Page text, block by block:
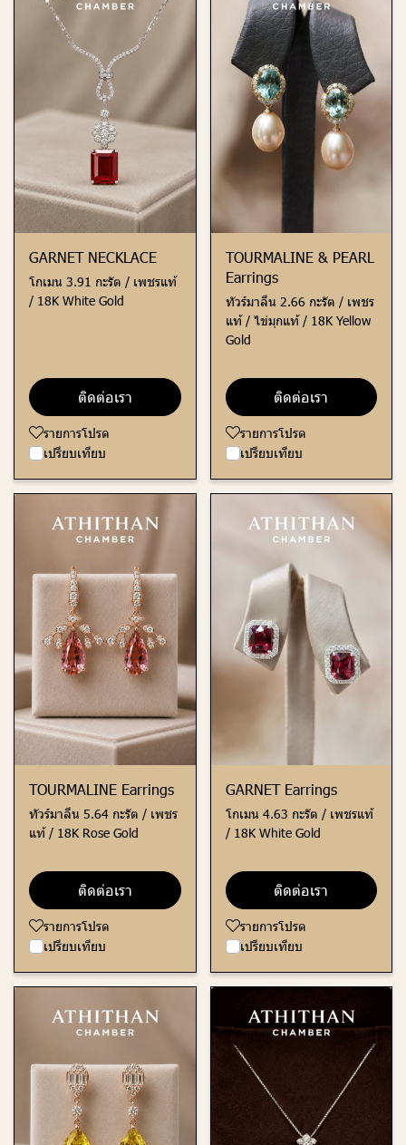
GARNET NECKLACE
โกเมน 3.91 กะรัต / เพชรแท้
/ 18K White Gold
ติดต่อเรา
รายการโปรด
เปรียบเทียบ
TOURMALINE & PEARL
Earrings
ทัวร์มาลีน 2.66 กะรัต / เพชร
แท้ / ไข่มุกแท้ / 18K Yellow
Gold
ติดต่อเรา
รายการโปรด
เปรียบเทียบ
TOURMALINE Earrings
ทัวร์มาลีน 5.64 กะรัต / เพชร
แท้ / 18K Rose Gold
ติดต่อเรา
รายการโปรด
เปรียบเทียบ
GARNET Earrings
โกเมน 4.63 กะรัต / เพชรแท้
/ 18K White Gold
ติดต่อเรา
รายการโปรด
เปรียบเทียบ